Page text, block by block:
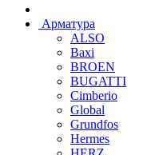
Арматура
ALSO
Baxi
BROEN
BUGATTI
Cimberio
Global
Grundfos
Hermes